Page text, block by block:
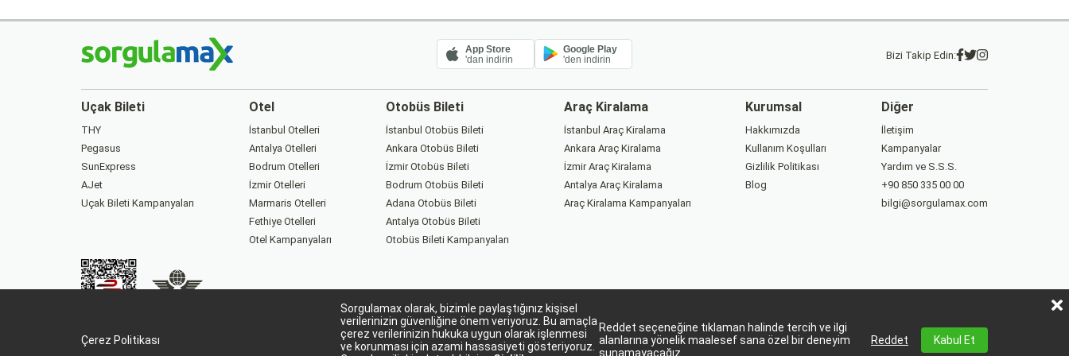
Çerez Politikası
Sorgulamax olarak, bizimle paylaştığınız kişisel
verilerinizin güvenliğine önem veriyoruz. Bu amaçla
çerez verilerinizin hukuka uygun olarak işlenmesi
ve korunması için azami hassasiyeti gösteriyoruz.
Reddet seçeneğine tıklaman halinde tercih ve ilgi
alanlarına yönelik maalesef sana özel bir deneyim
sunamayacağız.
Reddet Kabul Et
App Store
'dan indirin
Google Play
'den indirin Bizi Takip Edin:
Uçak Bileti
THY
Pegasus
SunExpress
AJet
Uçak Bileti Kampanyaları
Otel
İstanbul Otelleri
Antalya Otelleri
Bodrum Otelleri
İzmir Otelleri
Marmaris Otelleri
Fethiye Otelleri
Otel Kampanyaları
Otobüs Bileti
İstanbul Otobüs Bileti
Ankara Otobüs Bileti
İzmir Otobüs Bileti
Bodrum Otobüs Bileti
Adana Otobüs Bileti
Antalya Otobüs Bileti
Otobüs Bileti Kampanyaları
Araç Kiralama
İstanbul Araç Kiralama
Ankara Araç Kiralama
İzmir Araç Kiralama
Antalya Araç Kiralama
Araç Kiralama Kampanyaları
Kurumsal
Hakkımızda
Kullanım Koşulları
Gizlilik Politikası
Blog
Diğer
İletişim
Kampanyalar
Yardım ve S.S.S.
+90 850 335 00 00
bilgi@sorgulamax.com
Sorgulamax Turizim, TURSAB Belge No: 15863